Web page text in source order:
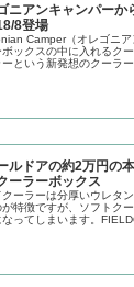
ニアンキャンパーか
8登場
Camper（オレゴニア
ボックスの中に入れるク
ーという新発想のクーラ
ルドアの約2万円の
ーラーボックス
クーラーは分厚いウレタ
が特徴ですが、ソフトク
ってしまいます。
低価格を実現しています